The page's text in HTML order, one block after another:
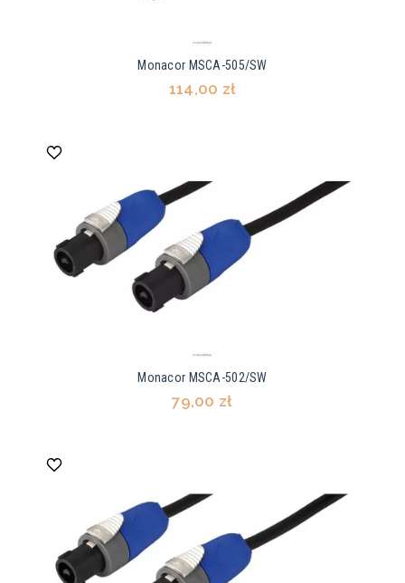
Monacor MSCA-505/SW
114,00 zł
Monacor MSCA-502/SW
79,00 zł